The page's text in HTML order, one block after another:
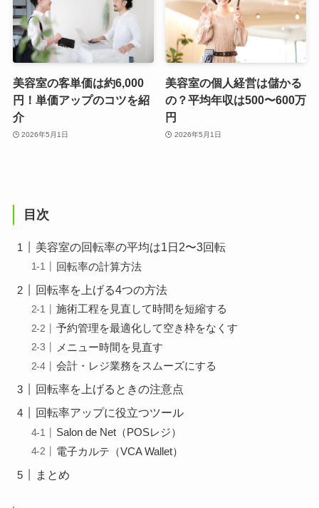
美容室の客単価は約6,000
円！単価アップのコツを紹
介
2026年5月1日
美容室の個人経営は儲かる
の？平均年収は500〜600万
円
2026年5月1日
目次
美容室の回転率の平均は1日2〜3回転
回転率の計算方法
回転率を上げる4つの方法
施術工程を見直して時間を短縮する
予約管理を最適化して空き枠をなくす
メニュー時間を見直す
会計・レジ業務をスムーズにする
回転率を上げるときの注意点
回転率アップに役立つツール
Salon de Net（POSレジ）
電子カルテ（VCA Wallet）
まとめ